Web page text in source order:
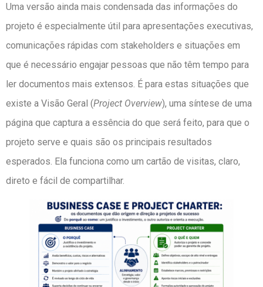
Uma versão ainda mais condensada das informações do
projeto é especialmente útil para apresentações executivas,
comunicações rápidas com stakeholders e situações em
que é necessário engajar pessoas que não têm tempo para
ler documentos mais extensos. É para estas situações que
existe a Visão Geral (Project Overview), uma síntese de uma
página que captura a essência do que será feito, para que o
projeto serve e quais são os principais resultados
esperados. Ela funciona como um cartão de visitas, claro,
direto e fácil de compartilhar.